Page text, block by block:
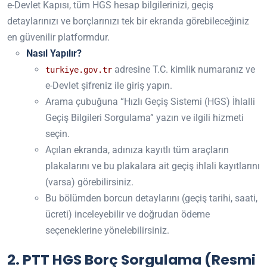
e-Devlet Kapısı, tüm HGS hesap bilgilerinizi, geçiş
detaylarınızı ve borçlarınızı tek bir ekranda görebileceğiniz
en güvenilir platformdur.
Nasıl Yapılır?
turkiye.gov.tr adresine T.C. kimlik numaranız ve
e-Devlet şifreniz ile giriş yapın.
Arama çubuğuna “Hızlı Geçiş Sistemi (HGS) İhlalli
Geçiş Bilgileri Sorgulama” yazın ve ilgili hizmeti
seçin.
Açılan ekranda, adınıza kayıtlı tüm araçların
plakalarını ve bu plakalara ait geçiş ihlali kayıtlarını
(varsa) görebilirsiniz.
Bu bölümden borcun detaylarını (geçiş tarihi, saati,
ücreti) inceleyebilir ve doğrudan ödeme
seçeneklerine yönelebilirsiniz.
2. PTT HGS Borç Sorgulama (Resmi